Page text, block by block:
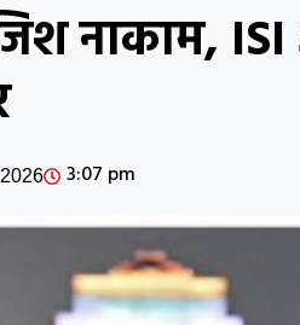
नाकाम,
3:07 pm